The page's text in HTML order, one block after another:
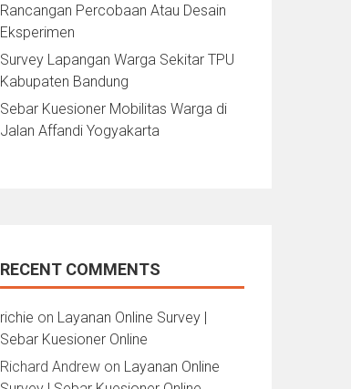
Rancangan Percobaan Atau Desain
Eksperimen
Survey Lapangan Warga Sekitar TPU
Kabupaten Bandung
Sebar Kuesioner Mobilitas Warga di
Jalan Affandi Yogyakarta
RECENT COMMENTS
richie on Layanan Online Survey |
Sebar Kuesioner Online
Richard Andrew on Layanan Online